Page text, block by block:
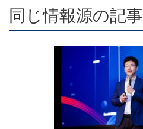
同じ情報源の記事